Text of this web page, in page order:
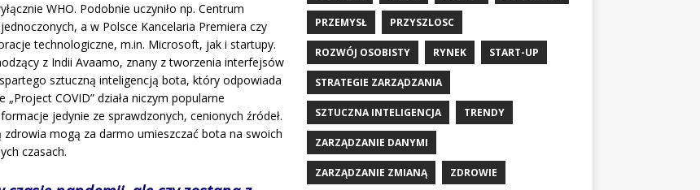
WHO. Podobnie uczyniło np. Centrum
a w Polsce Kancelaria Premiera czy
technologiczne, m.in. Microsoft, jak i startupy.
z Indii Avaamo, znany z tworzenia interfejsów
sztuczną inteligencją bota, który odpowiada
COVID” działa niczym popularne
jedynie ze sprawdzonych, cenionych źródeł.
mogą za darmo umieszczać bota na swoich
czasach.
PRZEMYSŁ PRZYSZLOSC
ROZWÓJ OSOBISTY RYNEK START-UP
STRATEGIE ZARZĄDZANIA
SZTUCZNA INTELIGENCJA TRENDY
ZARZĄDZANIE DANYMI
ZARZĄDZANIE ZMIANĄ ZDROWIE